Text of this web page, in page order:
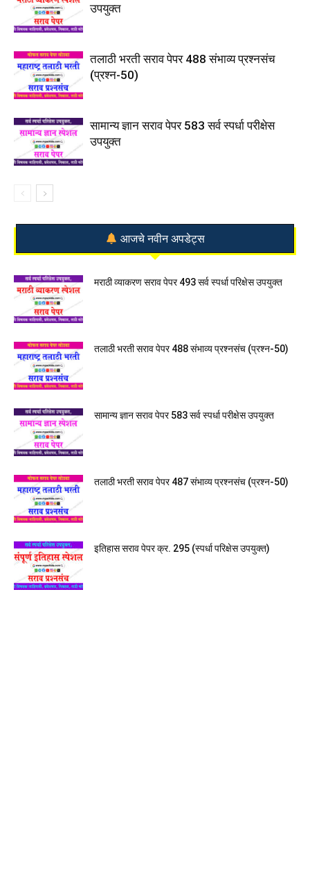
उपयुक्त
तलाठी भरती सराव पेपर 488 संभाव्य प्रश्नसंच
(प्रश्न-50)
सामान्य ज्ञान सराव पेपर 583 सर्व स्पर्धा परीक्षेस
उपयुक्त
आजचे नवीन अपडेट्स
मराठी व्याकरण सराव पेपर 493 सर्व स्पर्धा परिक्षेस उपयुक्त
तलाठी भरती सराव पेपर 488 संभाव्य प्रश्नसंच (प्रश्न-50)
सामान्य ज्ञान सराव पेपर 583 सर्व स्पर्धा परीक्षेस उपयुक्त
तलाठी भरती सराव पेपर 487 संभाव्य प्रश्नसंच (प्रश्न-50)
इतिहास सराव पेपर क्र. 295 (स्पर्धा परिक्षेस उपयुक्त)